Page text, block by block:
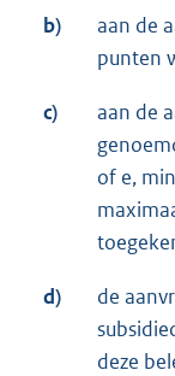
b)
aan de
punten
c)
aan de
of e,
d)
de
deze